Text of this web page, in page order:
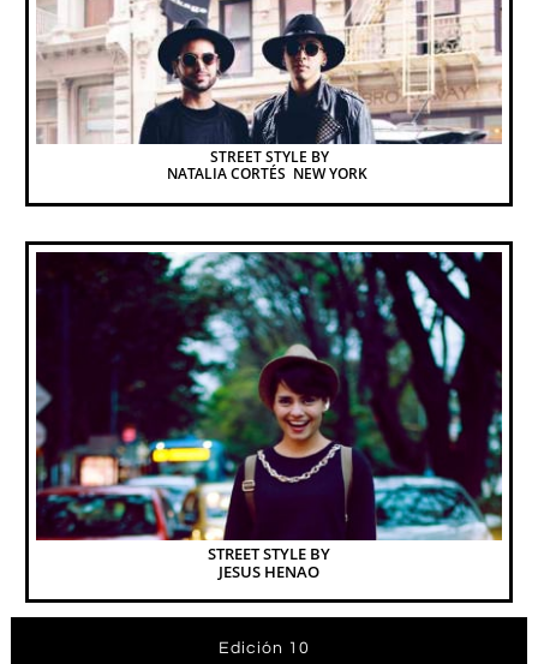
STREET STYLE BY
NATALIA CORTÉS  NEW YORK
STREET STYLE BY
JESUS HENAO
Edición 10